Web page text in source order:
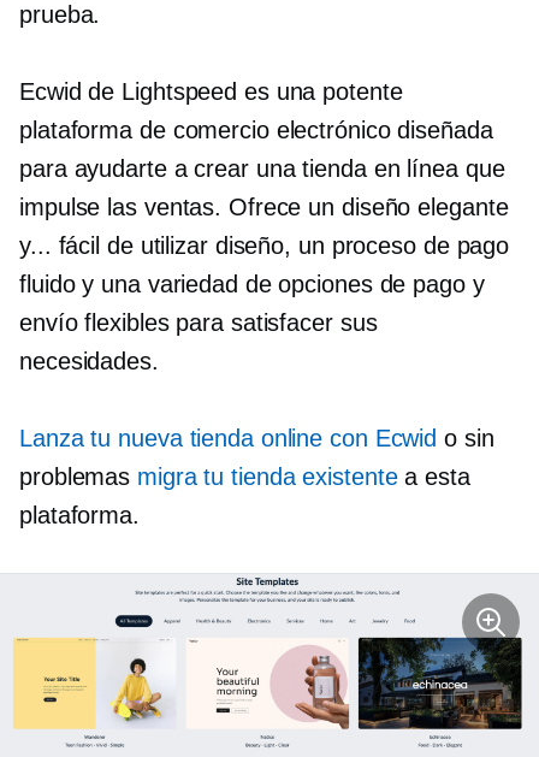
prueba.
Ecwid de Lightspeed es una potente
plataforma de comercio electrónico diseñada
para ayudarte a crear una tienda en línea que
impulse las ventas. Ofrece un diseño elegante
y... fácil de utilizardiseño, un proceso de pago
fluido y una variedad de opciones de pago y
envío flexibles para satisfacer sus
necesidades.
Lanza tu nueva tienda online con Ecwid o sin
problemas migra tu tienda existentea esta
plataforma.